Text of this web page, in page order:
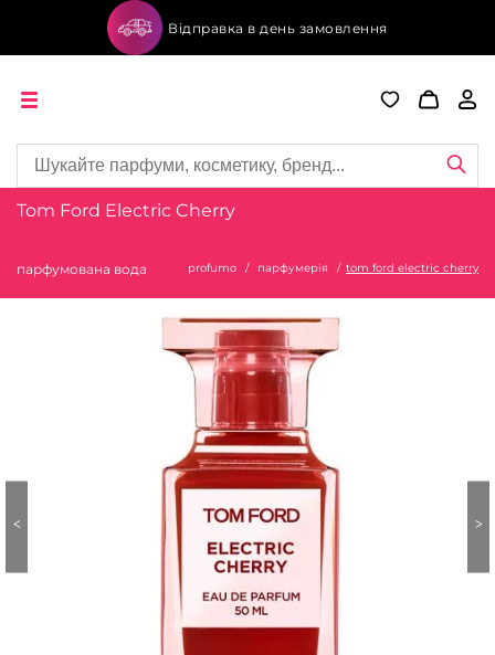
Відправка в день замовлення
Tom Ford Electric Cherry
парфумована вода profumo парфумерія tom ford electric cherry